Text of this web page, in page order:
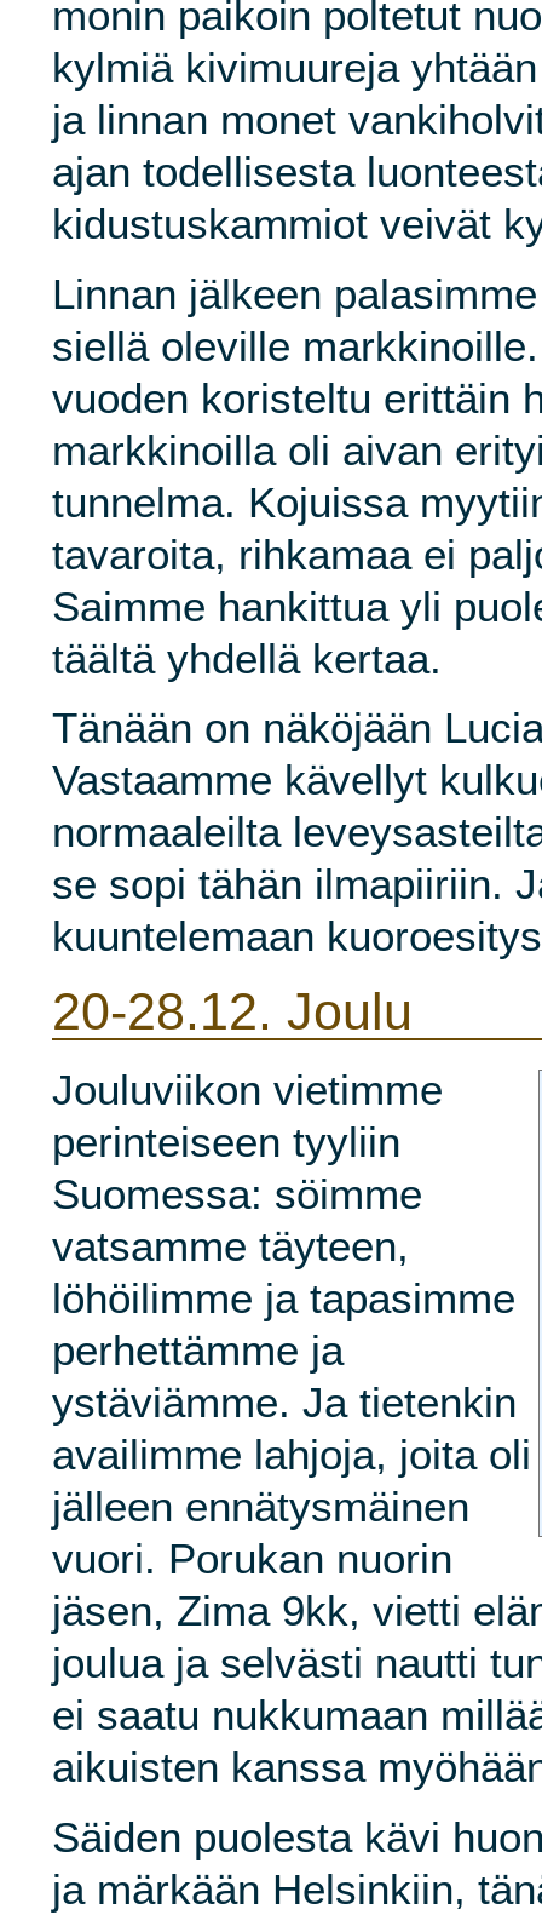
monin paikoin poltetut
kylmiä kivimuureja
ja linnan monet
ajan todellisesta
kidustuskammiot veivät
Linnan jälkeen
siellä oleville
vuoden koristeltu erittäin
markkinoilla oli aivan
tunnelma. Kojuissa
tavaroita, rihkamaa ei
Saimme hankittua yli
täältä yhdellä kertaa.
Tänään on näköjään
Vastaamme kävellyt
normaaleilta
se sopi tähän ilmapiiriin.
kuuntelemaan
20-28.12. Joulu
Jouluviikon vietimme
perinteiseen tyyliin
Suomessa: söimme
vatsamme täyteen,
löhöilimme ja tapasimme
perhettämme ja
ystäviämme. Ja tietenkin
availimme lahjoja, joita oli
jälleen ennätysmäinen
vuori. Porukan nuorin
jäsen, Zima 9kk, vietti
joulua ja selvästi nautti
ei saatu nukkumaan
aikuisten kanssa
Säiden puolesta kävi
ja märkään Helsinkiin,